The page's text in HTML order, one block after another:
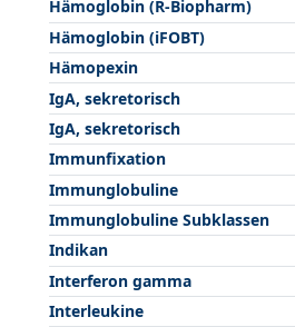
Hämoglobin (R-Biopharm)
Hämoglobin (iFOBT)
Hämopexin
IgA, sekretorisch
IgA, sekretorisch
Immunfixation
Immunglobuline
Immunglobuline Subklassen
Indikan
Interferon gamma
Interleukine